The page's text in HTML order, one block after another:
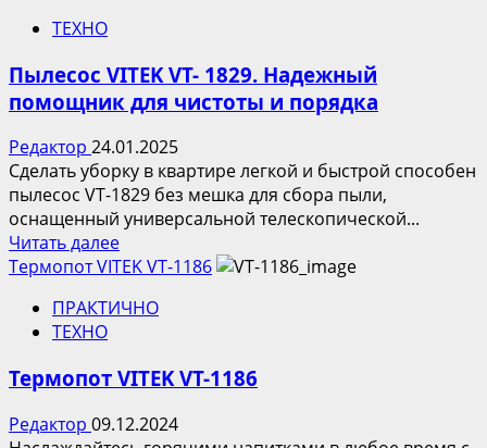
ТЕХНО
Пылесос VITEK VT- 1829. Надежный
помощник для чистоты и порядка
Редактор 24.01.2025
Сделать уборку в квартире легкой и быстрой способен
пылесос VT-1829 без мешка для сбора пыли,
оснащенный универсальной телескопической...
Читать далееПрочитать
больше
Пылесос
1829.
помощник
Термопот VITEK VT-1186
ПРАКТИЧНО
ТЕХНО
Термопот VITEK VT-1186
Редактор 09.12.2024